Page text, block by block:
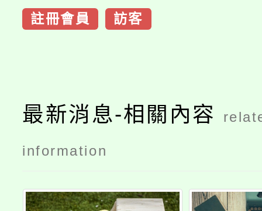
註冊會員 訪客
最新消息-相關內容
information